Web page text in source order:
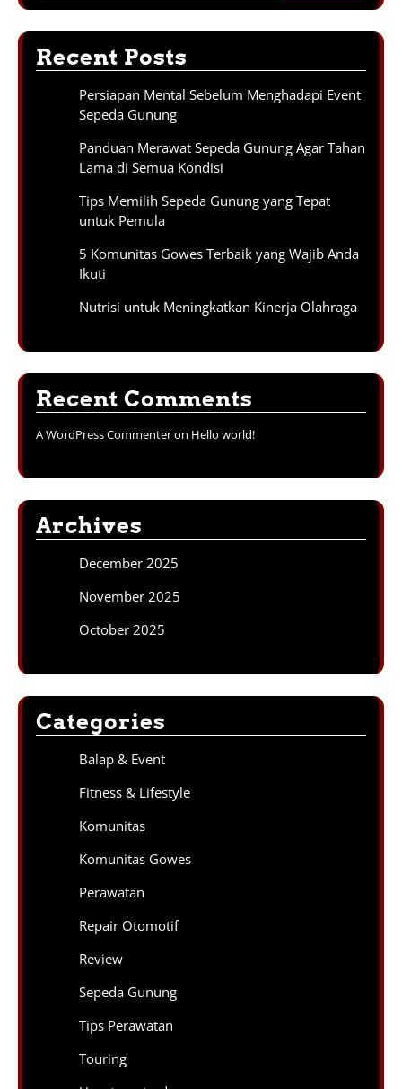
Recent Posts
Persiapan Mental Sebelum Menghadapi Event
Sepeda Gunung
Panduan Merawat Sepeda Gunung Agar Tahan
Lama di Semua Kondisi
Tips Memilih Sepeda Gunung yang Tepat
untuk Pemula
5 Komunitas Gowes Terbaik yang Wajib Anda
Ikuti
Nutrisi untuk Meningkatkan Kinerja Olahraga
Recent Comments
A WordPress Commenteron Hello world!
Archives
December 2025
November 2025
October 2025
Categories
Balap & Event
Fitness & Lifestyle
Komunitas
Komunitas Gowes
Perawatan
Repair Otomotif
Review
Sepeda Gunung
Tips Perawatan
Touring